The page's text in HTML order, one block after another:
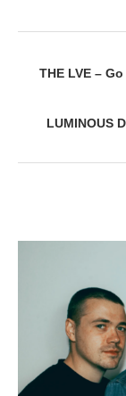
THE LVE –
LUMINOUS